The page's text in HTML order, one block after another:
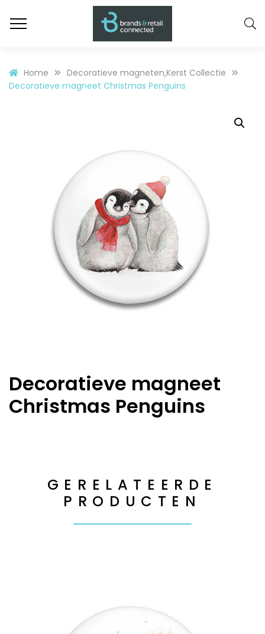
Home Decoratieve magneten,Kerst Collectie
Decoratieve magneet Christmas Penguins
Decoratieve magneet
Christmas Penguins
GERELATEERDE
PRODUCTEN